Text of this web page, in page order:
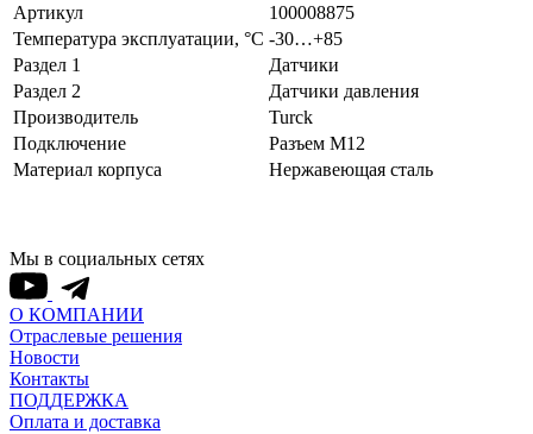
Артикул
100008875
Температура эксплуатации, °С -30…+85
Раздел 1
Датчики
Раздел 2
Датчики давления
Производитель
Turck
Подключение
Разъем M12
Материал корпуса
Нержавеющая сталь
Мы в социальных сетях
О КОМПАНИИ
Отраслевые решения
Новости
Контакты
ПОДДЕРЖКА
Оплата и доставка